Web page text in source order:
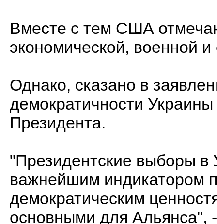
Вместе с тем США
экономической, военной
Однако, сказано в
демократичности
Президента.
"Президентские выборы в
важнейшим индикатором
демократическим
основными для Альянса",